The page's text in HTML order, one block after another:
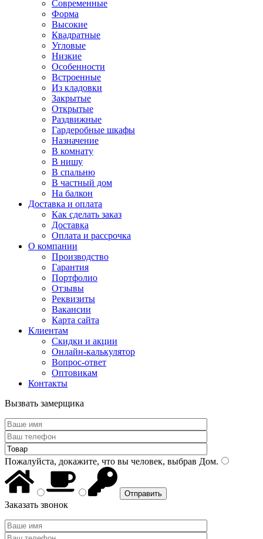
Современные
Форма
Высокие
Квадратные
Угловые
Низкие
Особенности
Встроенные
Из кладовки
Закрытые
Открытые
Раздвижные
Гардеробные шкафы
Назначение
В комнату
В нишу
В спальню
В частный дом
На балкон
Доставка и оплата
Как сделать заказ
Доставка
Оплата и рассрочка
О компании
Производство
Гарантия
Портфолио
Отзывы
Реквизиты
Вакансии
Карта сайта
Клиентам
Скидки и акции
Онлайн-калькулятор
Вопрос-ответ
Оптовикам
Контакты
Вызвать замерщика
Пожалуйста, докажите, что вы человек, выбрав Дом.
Заказать звонок